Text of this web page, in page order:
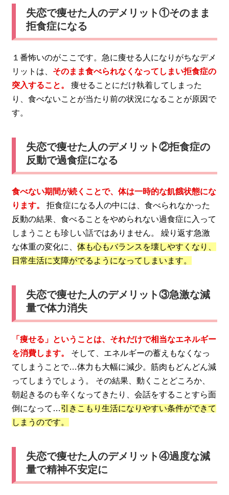
失恋で痩せた人のデメリット①そのまま
拒食症になる
１番怖いのがここです。急に痩せる人になりがちなデメ
リットは、 そのまま食べられなくなってしまい拒食症の
突入すること。
痩せることにだけ執着してしまった
り、食べないことが当たり前の状況になることが原因で
す。
失恋で痩せた人のデメリット②拒食症の
反動で過食症になる
食べない期間が続くことで、体は一時的な飢餓状態にな
ります。
拒食症になる人の中には、食べられなかった
反動の結果、食べることをやめられない過食症に入って
しまうことも珍しい話ではありません。 繰り返す急激
な体重の変化に、体も心もバランスを壊しやすくなり、
日常生活に支障がでるようになってしまいます。
失恋で痩せた人のデメリット③急激な減
量で体力消失
「痩せる」ということは、それだけで相当なエネルギー
を消費します。
そして、エネルギーの蓄えもなくなっ
てしまうことで…体力も大幅に減少。筋肉もどんどん減
ってしまうでしょう。 その結果、動くことどころか、
朝起きるのも辛くなってきたり、会話をすることすら面
倒になって…引きこもり生活になりやすい条件ができて
しまうのです。
失恋で痩せた人のデメリット④過度な減
量で精神不安定に